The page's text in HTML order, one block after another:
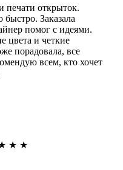
печати открыток.
Заказала
помог с идеями.
цвета и четкие
порадовала, все
всем, кто хочет
★ ★